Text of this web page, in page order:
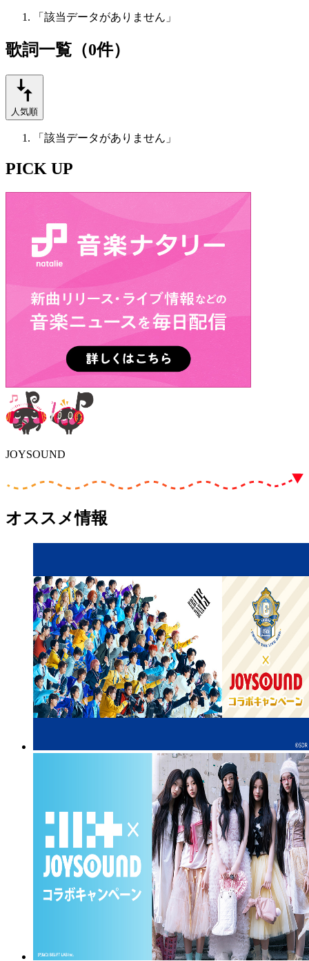
「該当データがありません」
歌詞一覧（0件）
人気順
「該当データがありません」
PICK UP
JOYSOUND
オススメ情報